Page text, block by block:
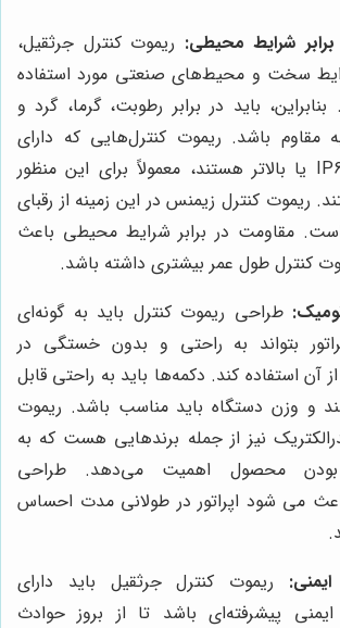
شرایط محیطی: ریموت کنترل جرثقیل،
سخت و محیط‌های صنعتی مورد استفاده
بنابراین، باید در برابر رطوبت، گرما، گرد و
مقاوم باشد. ریموت کنترل‌هایی که دارای
استاندارد IP65 یا بالاتر هستند، معمولاً برای این منظور
ریموت کنترل زیمنس در این زمینه از رقبای
مقاومت در برابر شرایط محیطی باعث
کنترل طول عمر بیشتری داشته باشد.
طراحی ریموت کنترل باید به گونه‌ای
بتواند به راحتی و بدون خستگی در
آن استفاده کند. دکمه‌ها باید به راحتی قابل
و وزن دستگاه باید مناسب باشد. ریموت
نیز از جمله برندهایی هست که به
بودن محصول اهمیت می‌دهد. طراحی
می شود اپراتور در طولانی مدت احساس
ریموت کنترل جرثقیل باید دارای
پیشرفته‌ای باشد تا از بروز حوادث